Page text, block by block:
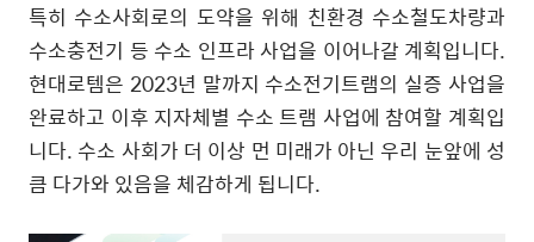
특히 수소사회로의 도약을 위해 친환경 수소철도차량과
수소충전기 등 수소 인프라 사업을 이어나갈 계획입니다.
현대로템은 2023년 말까지 수소전기트램의 실증 사업을
완료하고 이후 지자체별 수소 트램 사업에 참여할 계획입
니다. 수소 사회가 더 이상 먼 미래가 아닌 우리 눈앞에 성
큼 다가와 있음을 체감하게 됩니다.